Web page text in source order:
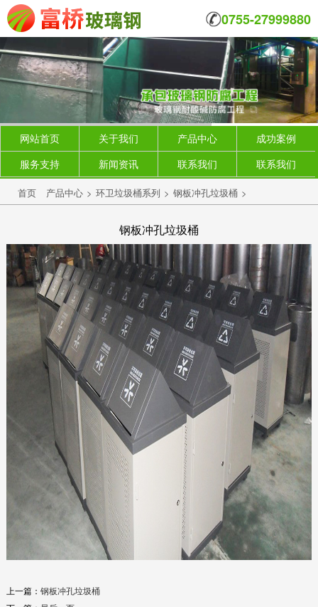
0755-27999880
网站首页 关于我们 产品中心
成功案例
服务支持
新闻资讯 联系我们 联系我们
首页 产品中心 > 环卫垃圾桶系列 > 钢板冲孔垃圾桶 >
钢板冲孔垃圾桶
上一篇： 钢板冲孔垃圾桶
人物造型
人物造型
2019-11-19
仿古琉璃瓦
2019-12-03
铁木垃圾桶
2019-12-04